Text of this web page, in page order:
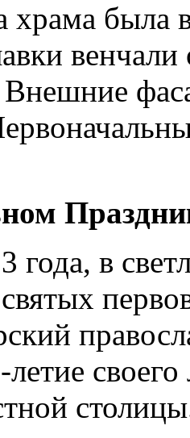
храма была
Внешние
года, в